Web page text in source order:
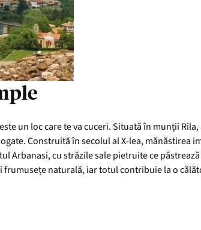
un loc care te va cuceri. Situată în munții
Construită în secolul al X-lea, mănăstirea
Arbanasi, cu străzile sale pietruite ce
naturală, iar totul contribuie la o